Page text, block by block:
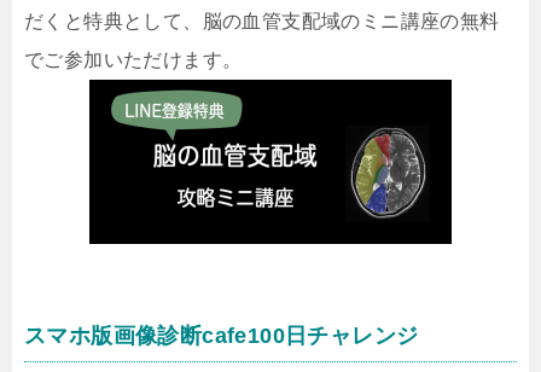
だくと特典として、脳の血管支配域のミニ講座の無料
でご参加いただけます。
スマホ版画像診断cafe100日チャレンジ